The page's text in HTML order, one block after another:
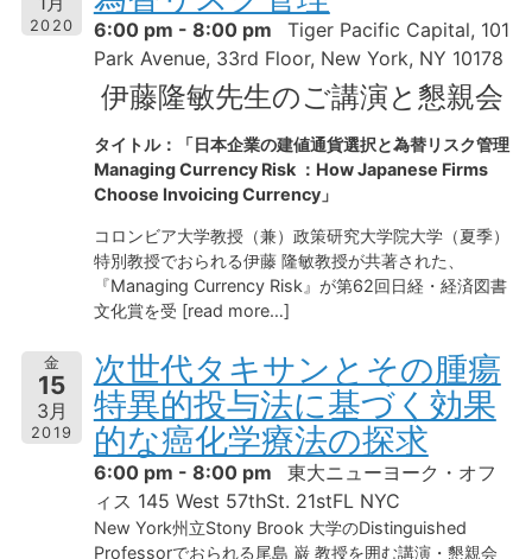
2020 6:00 pm - 8:00 pm
Tiger Pacific Capital, 101
Park Avenue, 33rd Floor, New York, NY 10178
伊藤隆敏先生のご講演と懇親会
タイトル：「日本企業の建値通貨選択と為替リスク管理
Managing Currency Risk ：How Japanese Firms
Choose Invoicing Currency」
コロンビア大学教授（兼）政策研究大学院大学（夏季）
特別教授でおられる伊藤 隆敏教授が共著された、
『Managing Currency Risk』が第62回日経・経済図書
文化賞を受 [read more…]
金
15
3月
2019
次世代タキサンとその腫瘍
特異的投与法に基づく効果
的な癌化学療法の探求
6:00 pm - 8:00 pm
東大ニューヨーク・オフ
ィス 145 West 57thSt. 21stFL NYC
New York州立Stony Brook 大学のDistinguished
Professorでおられる尾島 巌 教授を囲む講演・懇親会